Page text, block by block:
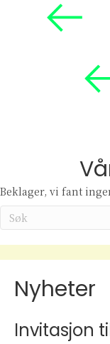
Beklager, vi fant
Nyheter
Invitasjon